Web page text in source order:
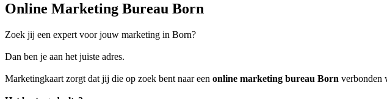
Online Marketing Bureau Born
Zoek jij een expert voor jouw marketing in Born?
Dan ben je aan het juiste adres.
Marketingkaart zorgt dat jij die op zoek bent naar een online marketing bureau Born verbonden